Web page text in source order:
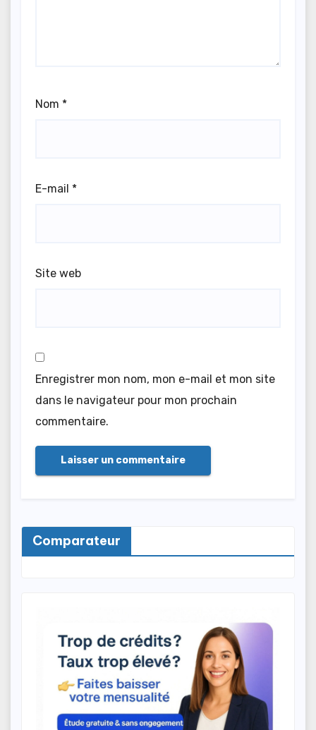
Nom *
E-mail *
Site web
Enregistrer mon nom, mon e-mail et mon site
dans le navigateur pour mon prochain
commentaire.
Comparateur